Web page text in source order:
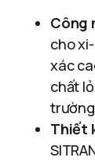
Công
cho
xác
chất
Thiết